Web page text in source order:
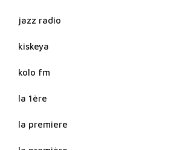
jazz radio
kiskeya
kolo fm
la 1ère
la premiere